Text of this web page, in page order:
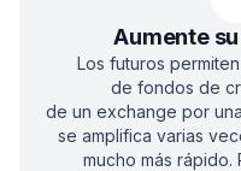
Aumente
Los futuros
de fondos de
de un exchange por
se amplifica varias
mucho más rápido.